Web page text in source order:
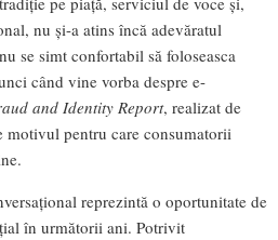
nu și-a atins încă adevăratul
se simt confortabil să foloseasca
când vine vorba despre e-
and Identity Report, realizat de
motivul pentru care consumatorii
reprezintă o oportunitate de
în următorii ani. Potrivit